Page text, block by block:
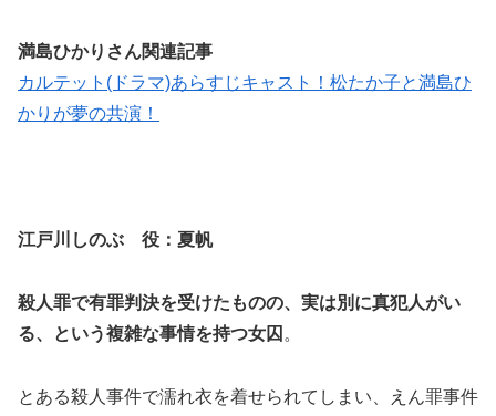
満島ひかりさん関連記事
カルテット(ドラマ)あらすじキャスト！松たか子と満島ひ
かりが夢の共演！
江戸川しのぶ 役：夏帆
殺人罪で有罪判決を受けたものの、実は別に真犯人がい
る、という複雑な事情を持つ女囚 。
とある殺人事件で濡れ衣を着せられてしまい、えん罪事件